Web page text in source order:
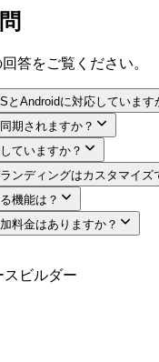
答をご覧ください。
とAndroidに対応しています
期されますか？
ていますか？
ンディングはカスタマイズ
機能は？
料金はありますか？
ビルダー